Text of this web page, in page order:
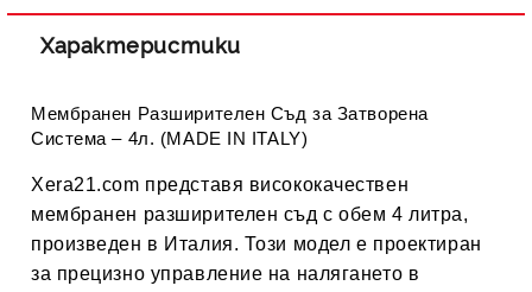
Характеристики
Мембранен Разширителен Съд за Затворена
Система – 4л. (MADE IN ITALY)
Xera21.com представя висококачествен
мембранен разширителен съд с обем 4 литра,
произведен в Италия. Този модел е проектиран
за прецизно управление на налягането в